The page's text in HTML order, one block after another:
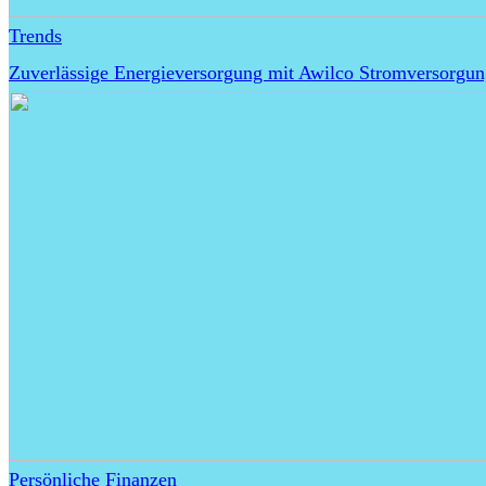
Trends
Zuverlässige Energieversorgung mit Awilco
Persönliche Finanzen